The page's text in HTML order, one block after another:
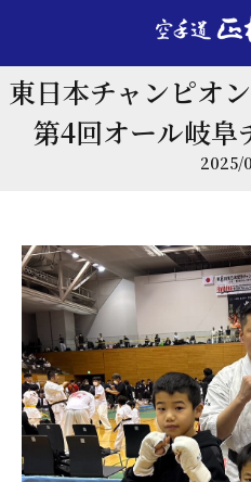
東日本チャンピオ
第4回オール岐阜
2025/